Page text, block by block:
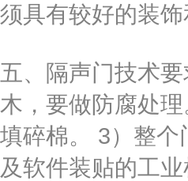
须具有较好的装
五、隔声门技术
木，要做防腐处
填碎棉。 3）整
及软件装贴的工